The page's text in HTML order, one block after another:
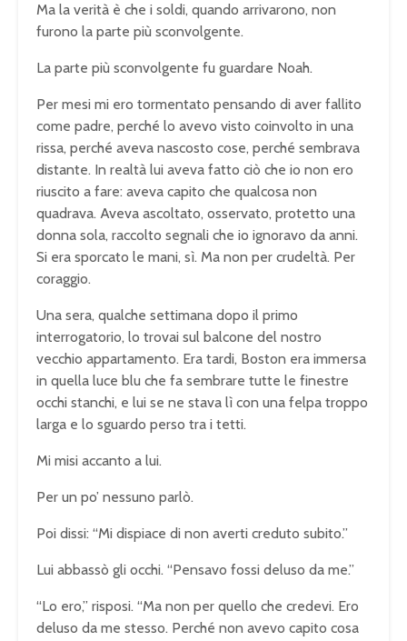
Ma la verità è che i soldi, quando arrivarono, non
furono la parte più sconvolgente.
La parte più sconvolgente fu guardare Noah.
Per mesi mi ero tormentato pensando di aver fallito
come padre, perché lo avevo visto coinvolto in una
rissa, perché aveva nascosto cose, perché sembrava
distante. In realtà lui aveva fatto ciò che io non ero
riuscito a fare: aveva capito che qualcosa non
quadrava. Aveva ascoltato, osservato, protetto una
donna sola, raccolto segnali che io ignoravo da anni.
Si era sporcato le mani, sì. Ma non per crudeltà. Per
coraggio.
Una sera, qualche settimana dopo il primo
interrogatorio, lo trovai sul balcone del nostro
vecchio appartamento. Era tardi, Boston era immersa
in quella luce blu che fa sembrare tutte le finestre
occhi stanchi, e lui se ne stava lì con una felpa troppo
larga e lo sguardo perso tra i tetti.
Mi misi accanto a lui.
Per un po’ nessuno parlò.
Poi dissi: “Mi dispiace di non averti creduto subito.”
Lui abbassò gli occhi. “Pensavo fossi deluso da me.”
“Lo ero,” risposi. “Ma non per quello che credevi. Ero
deluso da me stesso. Perché non avevo capito cosa